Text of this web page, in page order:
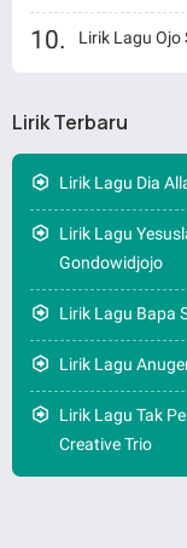
Lirik Lagu Ojo
Lirik Terbaru
Lirik Lagu Dia
Lirik Lagu
Gondowidjojo
Lirik Lagu Bapa
Lirik Lagu
Lirik Lagu Tak
Creative Trio